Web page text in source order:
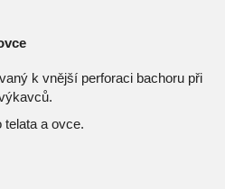
k vnější perforaci bachoru při
telata a ovce.